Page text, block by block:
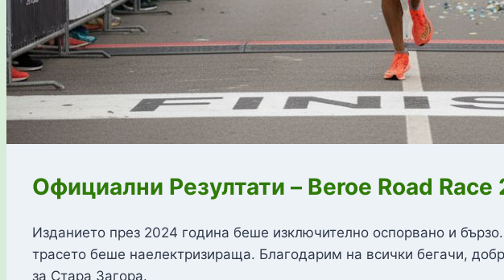
Официални Резултати – Beroe Road Race
Изданието през 2024 година беше изключително оспорвано и
трасето беше наелектризираща. Благодарим на всички бегачи,
за Стара Загора.